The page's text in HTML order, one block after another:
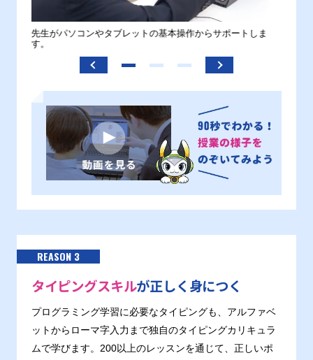
先生がパソコンやタブレットの基本操作からサポートしま
す。
REASON 3
タイピングスキルが正しく身につく
プログラミング学習に必要なタイピングも、アルファベ
ットからローマ字入力まで独自のタイピングカリキュラ
ムで学びます。200以上のレッスンを通じて、正しいポ